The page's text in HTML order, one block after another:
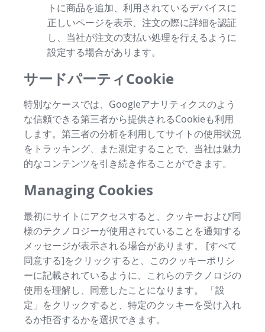
トに商品を追加、利用されているデバイスに
正しいページを表示、注文の際に詳細を認証
し、当社が注文の支払い処理を行えるように
設定する場合があります。
サードパーティCookie
特別なケースでは、Googleアナリティクスのよう
な信頼できる第三者から提供されるCookieも利用
します。第三者の分析を利用してサイトの使用状況
をトラッキング、また測定することで、当社は魅力
的なコンテンツを引き続き作ることができます。
Managing Cookies
最初にサイトにアクセスすると、クッキーおよび同
様のテクノロジーが使用されていることを通知する
メッセージが表示される場合があります。 [すべて
同意する]をクリックすると、このクッキーポリシ
ーに記載されているように、これらのテクノロジの
使用を理解し、同意したことになります。 「設
定」をクリックすると、特定のクッキーを受け入れ
るか拒否するかを選択できます。